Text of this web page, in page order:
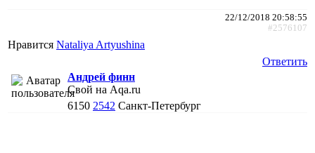
22/12/2018 20:58:55
#2576107
Нравится Nataliya Artyushina
Ответить
Андрей финн
Свой на Aqa.ru
6150 2542 Санкт-Петербург